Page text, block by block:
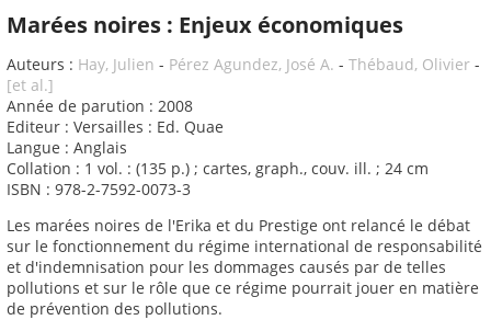
Marées noires : Enjeux économiques
Auteurs : Hay, Julien - Pérez Agundez, José A. - Thébaud, Olivier -
[et al.]
Année de parution : 2008
Editeur : Versailles : Ed. Quae
Langue : Anglais
Collation : 1 vol. : (135 p.) ; cartes, graph., couv. ill. ; 24 cm
ISBN : 978-2-7592-0073-3
Les marées noires de l'Erika et du Prestige ont relancé le débat
sur le fonctionnement du régime international de responsabilité
et d'indemnisation pour les dommages causés par de telles
pollutions et sur le rôle que ce régime pourrait jouer en matière
de prévention des pollutions.